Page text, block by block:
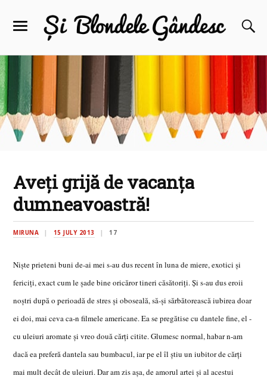
Aveţi grijă de vacanţa
dumneavoastră!
MIRUNA 15 JULY 2013 17
Nişte prieteni buni de-ai mei s-au dus recent în luna de miere, exotici şi
fericiţi, exact cum le şade bine oricăror tineri căsătoriţi. Şi s-au dus eroii
noştri după o perioadă de stres şi oboseală, să-şi sărbătorească iubirea doar
ei doi, mai ceva ca-n filmele americane. Ea se pregătise cu dantele fine, el -
cu uleiuri aromate şi vreo două cărţi citite. Glumesc normal, habar n-am
dacă ea preferă dantela sau bumbacul, iar pe el îl ştiu un iubitor de cărţi
mai mult decât de uleiuri. Dar am zis aşa, de amorul artei şi al acestui